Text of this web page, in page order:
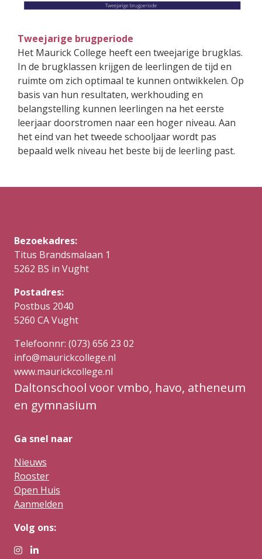
Tweejarige brugperiode
Het Maurick College heeft een tweejarige brugklas.
In de brugklassen krijgen de leerlingen de tijd en
ruimte om zich optimaal te kunnen ontwikkelen. Op
basis van hun resultaten, werkhouding en
belangstelling kunnen leerlingen na het eerste
leerjaar doorstromen naar een hoger niveau. Aan
het eind van het tweede schooljaar wordt pas
bepaald welk niveau het beste bij de leerling past.
Bezoekadres:
Titus Brandsmalaan 1
5262 BS in Vught
Postadres:
Postbus 2040
5260 CA Vught
Telefoonnr: (073) 656 23 02
info@maurickcollege.nl
www.maurickcollege.nl
Daltonschool voor vmbo, havo, atheneum
en gymnasium
Ga snel naar
Nieuws
Rooster
Open Huis
Aanmelden
Volg ons: